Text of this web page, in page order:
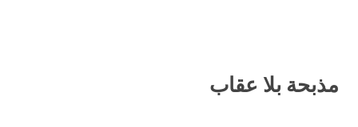
مذبحة بلا عقاب